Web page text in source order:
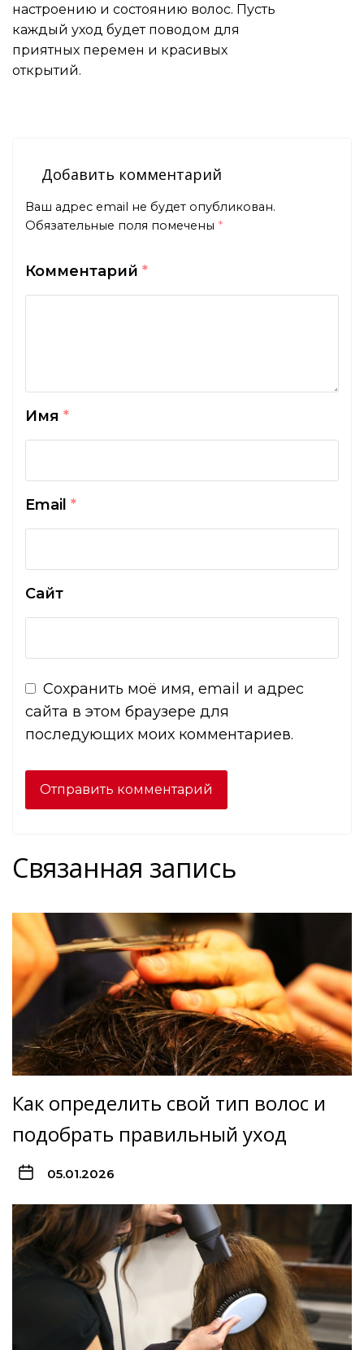
настроению и состоянию волос. Пусть
каждый уход будет поводом для
приятных перемен и красивых
открытий.
Добавить комментарий
Ваш адрес email не будет опубликован.
Обязательные поля помечены *
Комментарий *
Имя *
Email *
Сайт
Сохранить моё имя, email и адрес
сайта в этом браузере для
последующих моих комментариев.
Связанная запись
Как определить свой тип волос и
подобрать правильный уход
05.01.2026